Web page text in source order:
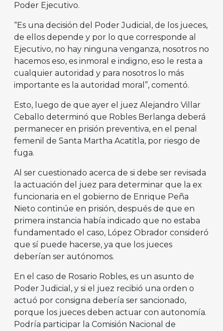
Poder Ejecutivo.
“Es una decisión del Poder Judicial, de los jueces,
de ellos depende y por lo que corresponde al
Ejecutivo, no hay ninguna venganza, nosotros no
hacemos eso, es inmoral e indigno, eso le resta a
cualquier autoridad y para nosotros lo más
importante es la autoridad moral”, comentó.
Esto, luego de que ayer el juez Alejandro Villar
Ceballo determinó que Robles Berlanga deberá
permanecer en prisión preventiva, en el penal
femenil de Santa Martha Acatitla, por riesgo de
fuga.
Al ser cuestionado acerca de si debe ser revisada
la actuación del juez para determinar que la ex
funcionaria en el gobierno de Enrique Peña
Nieto continúe en prisión, después de que en
primera instancia había indicado que no estaba
fundamentado el caso, López Obrador consideró
que sí puede hacerse, ya que los jueces
deberían ser autónomos.
En el caso de Rosario Robles, es un asunto de
Poder Judicial, y si el juez recibió una orden o
actuó por consigna debería ser sancionado,
porque los jueces deben actuar con autonomía.
Podría participar la Comisión Nacional de